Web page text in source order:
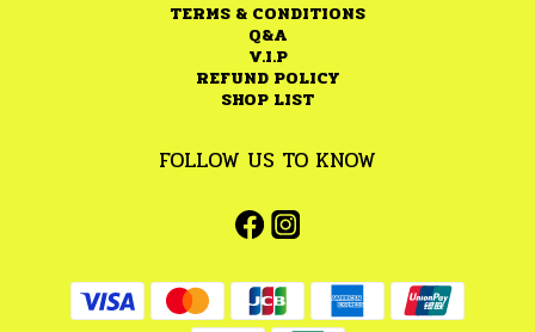
TERMS & CONDITIONS
Q&A
V.I.P
REFUND POLICY
SHOP LIST
FOLLOW US TO KNOW